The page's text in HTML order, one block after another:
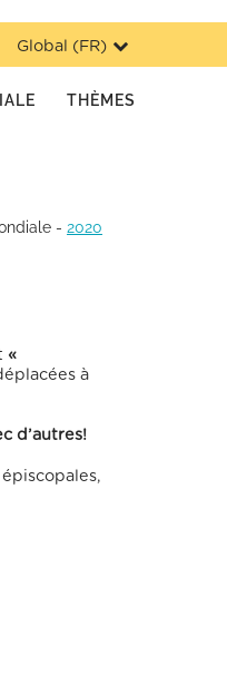
Global (FR)
THÈMES
- 2020
«
à
d’autres!